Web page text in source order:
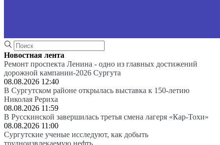
Новостная лента
Ремонт проспекта Ленина - одно из главных достижений
дорожной кампании-2026 Сургута
08.08.2026 12:40
В Сургутском районе открылась выставка к 150-летию
Николая Рериха
08.08.2026 11:59
В Русскинской завершилась третья смена лагеря «Кар-Тохи»
08.08.2026 11:00
Сургутские ученые исследуют, как добыть
трудноизвлекаемую нефть